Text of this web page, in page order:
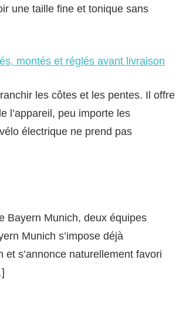
une taille fine et tonique sans
montés et réglés avant livraison
les côtes et les pentes. Il offre
l’appareil, peu importe les
électrique ne prend pas
Bayern Munich, deux équipes
Munich s’impose déjà
s’annonce naturellement favori